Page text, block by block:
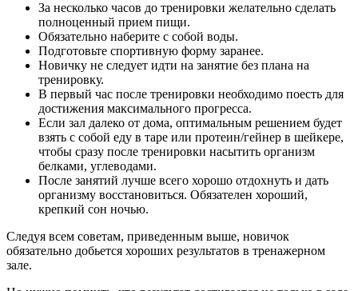
За несколько часов до тренировки желательно сделать
полноценный прием пищи.
Обязательно наберите с собой воды.
Подготовьте спортивную форму заранее.
Новичку не следует идти на занятие без плана на
тренировку.
В первый час после тренировки необходимо поесть для
достижения максимального прогресса.
Если зал далеко от дома, оптимальным решением будет
взять с собой еду в таре или протеин/гейнер в шейкере,
чтобы сразу после тренировки насытить организм
белками, углеводами.
После занятий лучше всего хорошо отдохнуть и дать
организму восстановиться. Обязателен хороший,
крепкий сон ночью.
Следуя всем советам, приведенным выше, новичок
обязательно добьется хороших результатов в тренажерном
зале.